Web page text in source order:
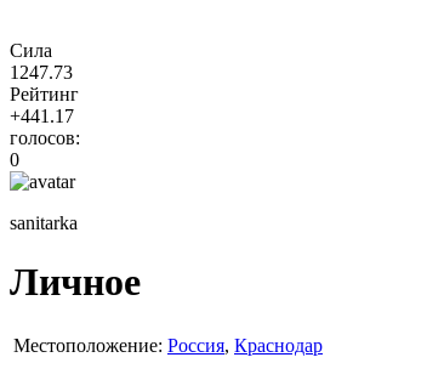
Сила
1247.73
Рейтинг
+441.17
голосов:
0
sanitarka
Личное
Местоположение: Россия, Краснодар